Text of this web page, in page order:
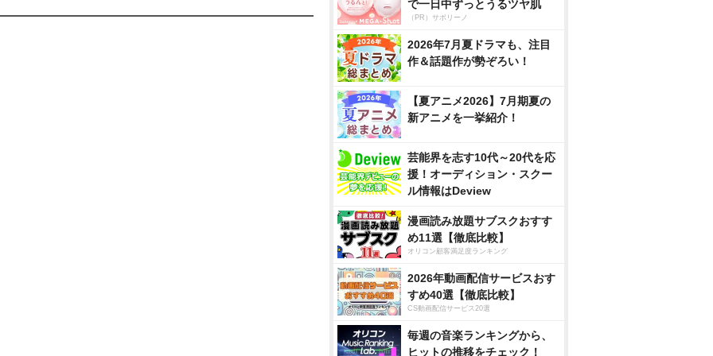
で一日中ずっとうるツヤ肌
（PR）サボリーノ
2026年7月夏ドラマも、注目
作＆話題作が勢ぞろい！
【夏アニメ2026】7月期夏の
新アニメを一挙紹介！
芸能界を志す10代～20代を応
援！オーディション・スクー
ル情報はDeview
漫画読み放題サブスクおすす
め11選【徹底比較】
オリコン顧客満足度ランキング
2026年動画配信サービスおす
すめ40選【徹底比較】
CS動画配信サービス20選
毎週の音楽ランキングから、
ヒットの推移をチェック！